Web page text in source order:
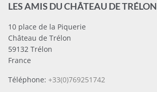
LES AMIS DU CHÂTEAU DE TRÉLON
10 place de la Piquerie
Château de Trélon
59132 Trélon
France
Téléphone: +33(0)769251742